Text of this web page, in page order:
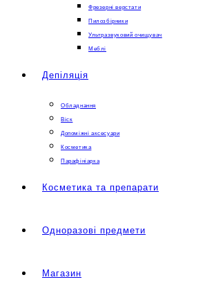
Фрезерні верстати
Пилозбірники
Ультразвуковий очищувач
Меблі
Депіляція
Обладнання
Віск
Допоміжні аксесуари
Косметика
Парафініарка
Косметика та препарати
Одноразові предмети
Магазин